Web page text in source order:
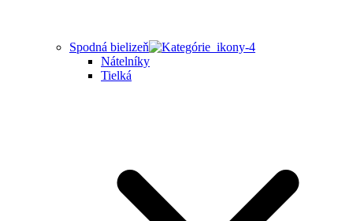
Spodná bielizeň
Nátelníky
Tielká